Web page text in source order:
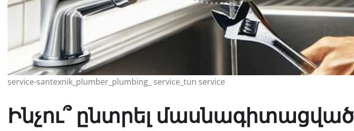
service-santexnik_plumber_plumbing_ service_tun service
Ինչու՞ ընտրել մասնագիտացված